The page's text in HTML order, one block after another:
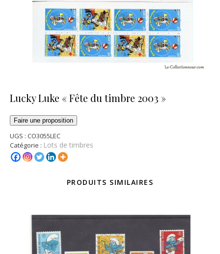
Lucky Luke « Fête du timbre 2003 »
Faire une proposition
UGS : CO3055LEC
Catégorie : Lots de timbres
PRODUITS SIMILAIRES